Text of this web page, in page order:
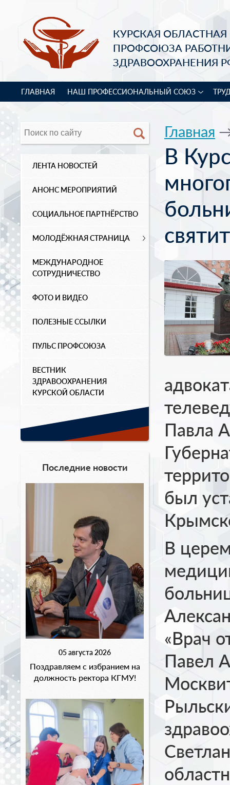
КУРСКАЯ
ПРОФСОЮЗА
ЗДРАВООХРАНЕНИЯ
ГЛАВНАЯ НАШ ПРОФЕССИОНАЛЬНЫЙ СОЮЗ
ЛЕНТА НОВОСТЕЙ
АНОНС МЕРОПРИЯТИЙ
СОЦИАЛЬНОЕ ПАРТНЁРСТВО
МОЛОДЁЖНАЯ СТРАНИЦА
МЕЖДУНАРОДНОЕ
СОТРУДНИЧЕСТВО
ФОТО И ВИДЕО
ПОЛЕЗНЫЕ ССЫЛКИ
ПУЛЬС ПРОФСОЮЗА
ВЕСТНИК
ЗДРАВООХРАНЕНИЯ
КУРСКОЙ ОБЛАСТИ
Последние новости
05 августа 2026
Поздравляем с избранием на
должность ректора КГМУ!
Главная
В
Павла
был
В
«Врач
Павел